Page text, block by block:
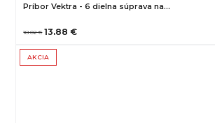
Príbor Vektra - 6 dielna súprava na…
18.02 € 13.88 €
AKCIA